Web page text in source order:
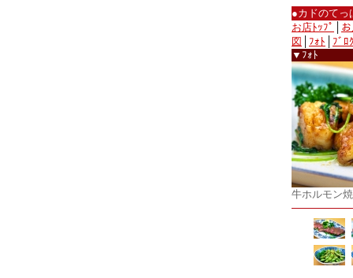
●カドのて
お店ﾄｯﾌﾟ
図
ﾌｫﾄ
ﾌﾞﾛ
▼ﾌｫﾄ
牛ホルモン焼